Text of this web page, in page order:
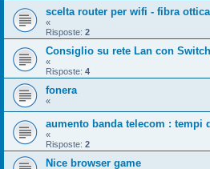
scelta router per wifi - fibra ottica
«
Risposte: 2
Consiglio su rete Lan con
«
Risposte: 4
fonera
«
aumento banda telecom : tempi
«
Risposte: 2
Nice browser game